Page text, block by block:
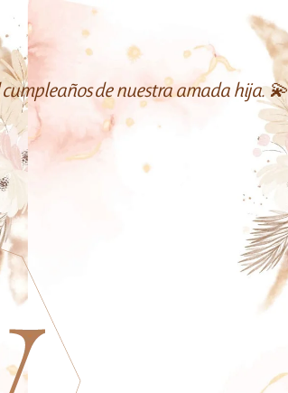
de nuestra amada hija. 💫